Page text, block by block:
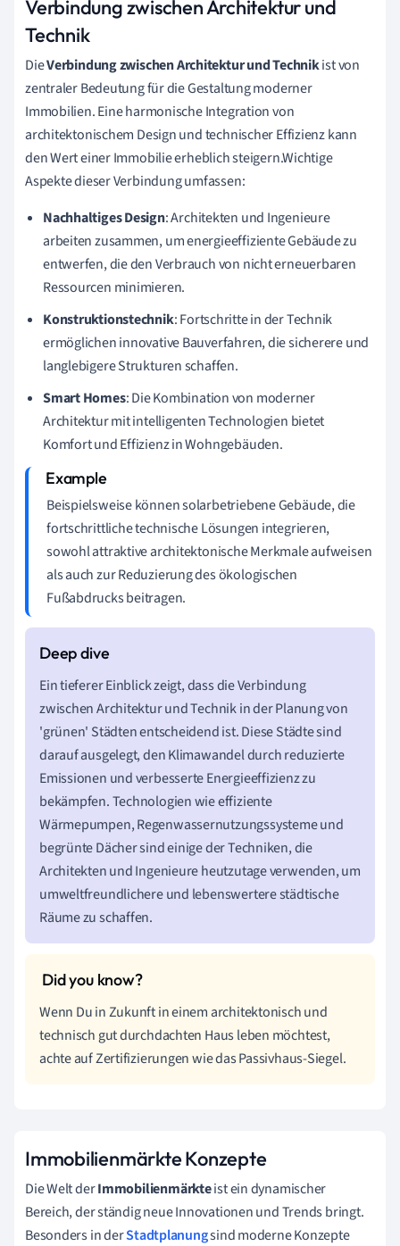
Verbindung zwischen Architektur und
Technik
DieVerbindung zwischen Architektur und Technikist von
zentraler Bedeutung für die Gestaltung moderner
Immobilien. Eine harmonische Integration von
architektonischem Design und technischer Effizienz kann
den Wert einer Immobilie erheblich steigern.Wichtige
Aspekte dieser Verbindung umfassen:
Nachhaltiges Design: Architekten und Ingenieure
arbeiten zusammen, um energieeffiziente Gebäude zu
entwerfen, die den Verbrauch von nicht erneuerbaren
Ressourcen minimieren.
Konstruktionstechnik: Fortschritte in der Technik
ermöglichen innovative Bauverfahren, die sicherere und
langlebigere Strukturen schaffen.
Smart Homes: Die Kombination von moderner
Architektur mit intelligenten Technologien bietet
Komfort und Effizienz in Wohngebäuden.
Beispielsweise können solarbetriebene Gebäude, die
fortschrittliche technische Lösungen integrieren,
sowohl attraktive architektonische Merkmale aufweisen
als auch zur Reduzierung des ökologischen
Fußabdrucks beitragen.
Ein tieferer Einblick zeigt, dass die Verbindung
zwischen Architektur und Technik in der Planung von
'grünen' Städten entscheidend ist. Diese Städte sind
darauf ausgelegt, den Klimawandel durch reduzierte
Emissionen und verbesserte Energieeffizienz zu
bekämpfen. Technologien wie effiziente
Wärmepumpen, Regenwassernutzungssysteme und
begrünte Dächer sind einige der Techniken, die
Architekten und Ingenieure heutzutage verwenden, um
umweltfreundlichere und lebenswertere städtische
Räume zu schaffen.
Wenn Du in Zukunft in einem architektonisch und
technisch gut durchdachten Haus leben möchtest,
achte auf Zertifizierungen wie das Passivhaus-Siegel.
Immobilienmärkte Konzepte
Die Welt derImmobilienmärkteist ein dynamischer
Bereich, der ständig neue Innovationen und Trends bringt.
Besonders in derStadtplanungsind moderne Konzepte